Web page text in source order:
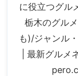
に役立つグル
栃木のグル
も)/ジャンル
| 最新グル